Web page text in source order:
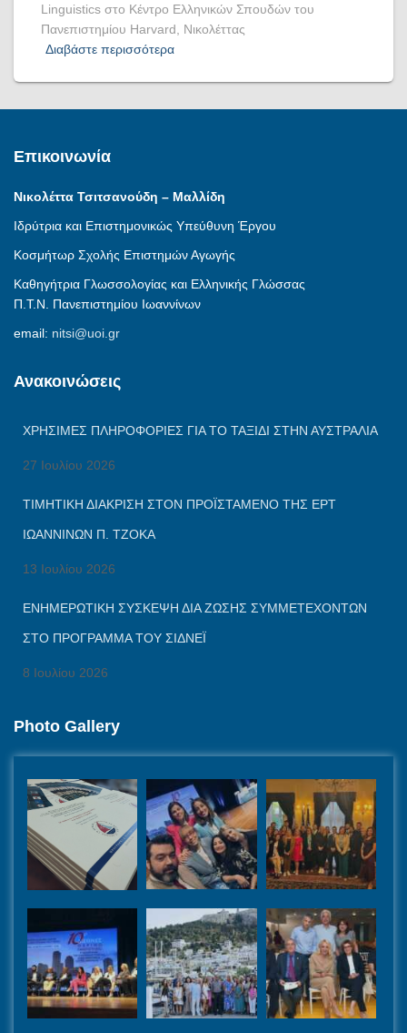
Linguistics στο Κέντρο Ελληνικών Σπουδών του
Πανεπιστημίου Harvard, Νικολέττας
Διαβάστε περισσότερα
Επικοινωνία
Νικολέττα Τσιτσανούδη – Μαλλίδη
Ιδρύτρια και Επιστημονικώς Υπεύθυνη Έργου
Κοσμήτωρ Σχολής Επιστημών Αγωγής
Καθηγήτρια Γλωσσολογίας και Ελληνικής Γλώσσας
Π.Τ.Ν. Πανεπιστημίου Ιωαννίνων
email: nitsi@uoi.gr
Ανακοινώσεις
XΡΉΣΙΜΕΣ ΠΛΗΡΟΦΟΡΊΕΣ ΓΙΑ ΤΟ ΤΑΞΊΔΙ ΣΤΗΝ ΑΥΣΤΡΑΛΊΑ
27 Ιουλίου 2026
ΤΙΜΗΤΙΚΉ ΔΙΆΚΡΙΣΗ ΣΤΟΝ ΠΡΟΪΣΤΆΜΕΝΟ ΤΗΣ ΕΡΤ
ΙΩΑΝΝΊΝΩΝ Π. ΤΖΌΚΑ
13 Ιουλίου 2026
ΕΝΗΜΕΡΩΤΙΚΗ ΣΥΣΚΕΨΗ ΔΙΑ ΖΩΣΗΣ ΣΥΜΜΕΤΕΧΟΝΤΩΝ
ΣΤΟ ΠΡΟΓΡΑΜΜΑ ΤΟΥ ΣΙΔΝΕΪ
8 Ιουλίου 2026
Photo Gallery